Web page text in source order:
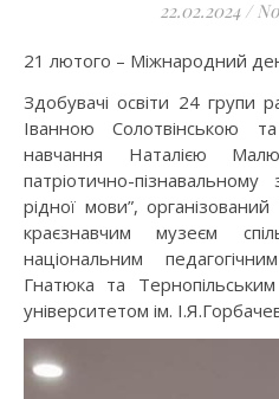
22.02.2024 /
21 лютого – Міжнародний
Здобувачі освіти 24 групи
Іванною Солотвінською
навчання Наталією
патріотично-
рідної мови”,
краєзнавчим музеєм
національним
Гнатюка та
університетом ім.